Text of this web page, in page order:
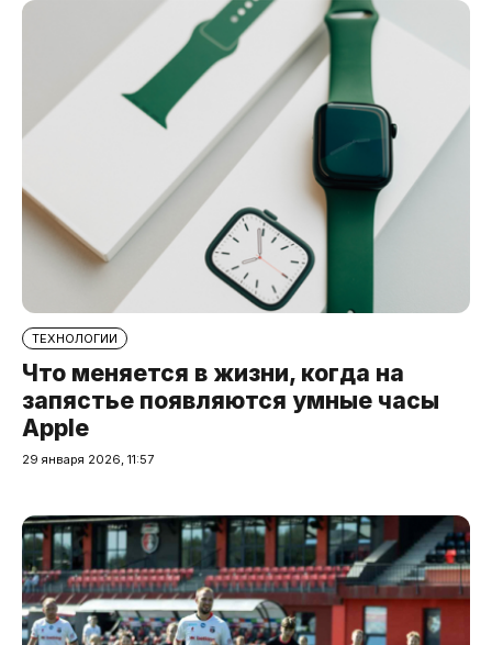
ТЕХНОЛОГИИ
Что меняется в жизни, когда на
запястье появляются умные часы
Apple
29 января 2026, 11:57